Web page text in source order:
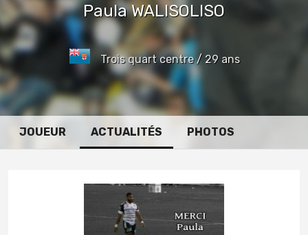
PaulaWALISOLISO
Trois quart centre / 29 ans
JOUEUR ACTUALITÉS PHOTOS